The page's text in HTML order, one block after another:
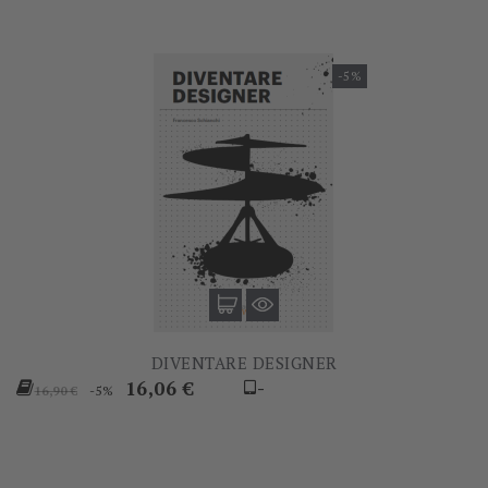
-5%
DIVENTARE DESIGNER
Prezzo
16,90 € -5% Prezzo
16,06 € -